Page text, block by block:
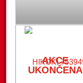
AKCE
UKONČENA